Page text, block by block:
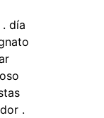
día
.